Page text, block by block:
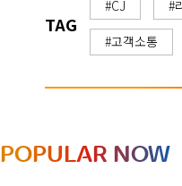
TAG
#CJ #
#고객소통
POPULAR NOW